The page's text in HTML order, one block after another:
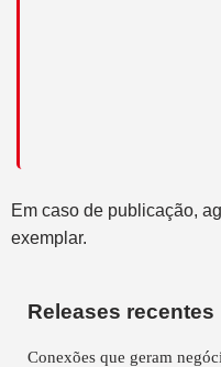
Em caso de publicação,
exemplar.
Releases recentes
Conexões que geram